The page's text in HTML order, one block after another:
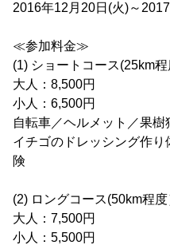
2016年12月20日(火)～
≪参加料金≫
(1) ショートコース(25km程
大人：8,500円
小人：6,500円
自転車／ヘルメット／果
イチゴのドレッシング作
険
(2) ロングコース(50km程度
大人：7,500円
小人：5,500円